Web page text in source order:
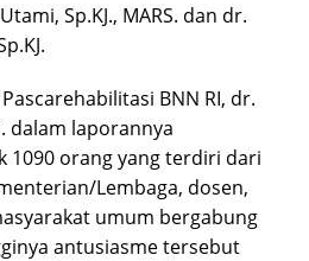
Sp.KJ., MARS. dan dr.
BNN RI, dr.
dalam laporannya
1090 orang yang terdiri dari
Lembaga, dosen,
umum bergabung
antusiasme tersebut